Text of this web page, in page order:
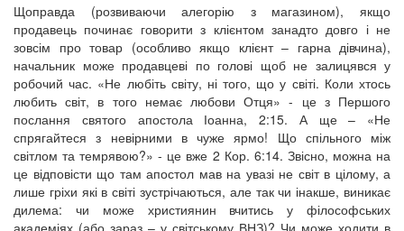
Щоправда (розвиваючи алегорію з магазином), якщо
продавець починає говорити з клієнтом занадто довго і не
зовсім про товар (особливо якщо клієнт – гарна дівчина),
начальник може продавцеві по голові щоб не залицявся у
робочий час. «Не любіть світу, ні того, що у світі. Коли хтось
любить світ, в того немає любови Отця» - це з Першого
послання святого апостола Іоанна, 2:15. А ще – «Не
спрягайтеся з невірними в чуже ярмо! Що спільного між
світлом та темрявою?» - це вже 2 Кор. 6:14. Звісно, можна на
це відповісти що там апостол мав на увазі не світ в цілому, а
лише гріхи які в світі зустрічаються, але так чи інакше, виникає
дилема: чи може християнин вчитись у філософських
академіях (або зараз – у світському ВНЗ)? Чи може ходити в